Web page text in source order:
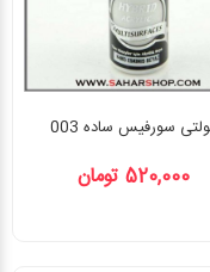
سورفیس ساده 003
520,000 تومان